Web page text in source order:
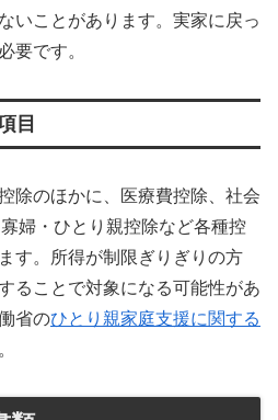
いことがあります。実家に戻っ
要です。
目
除のほかに、医療費控除、社会
婦・ひとり親控除など各種控
す。所得が制限ぎりぎりの方
ることで対象になる可能性があ
省のひとり親家庭支援に関する